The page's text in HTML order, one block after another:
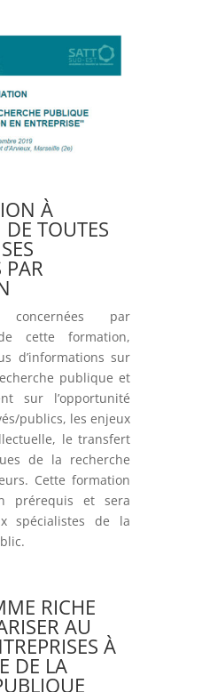
À
TOUTES
PAR
concernées par
cette formation,
d’informations sur
publique et
sur l’opportunité
publics, les enjeux
le transfert
de la recherche
Cette formation
prérequis et sera
spécialistes de la
RICHE
AU
À
DE LA